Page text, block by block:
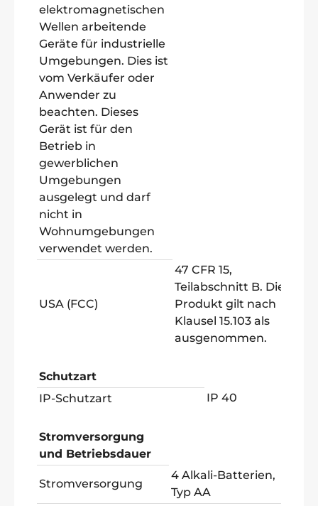
elektromagnetischen
Wellen arbeitende
Geräte für industrielle
Umgebungen. Dies ist
vom Verkäufer oder
Anwender zu
beachten. Dieses
Gerät ist für den
Betrieb in
gewerblichen
Umgebungen
ausgelegt und darf
nicht in
Wohnumgebungen
verwendet werden.
USA (FCC)
47 CFR 15,
Teilabschnitt B. Dieses
Produkt gilt nach
Klausel 15.103 als
ausgenommen.
Schutzart
IP-Schutzart
IP 40
Stromversorgung
und Betriebsdauer
Stromversorgung
4 Alkali-Batterien,
Typ AA